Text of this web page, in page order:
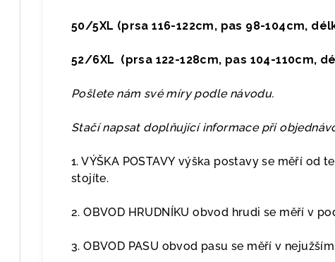
50/5XL (prsa 116-122cm, pas 98-104cm,
52/6XL (prsa 122-128cm, pas 104-110cm,
Pošlete nám své míry podle návodu.
Stačí napsat doplňující informace při
1. VÝŠKA POSTAVY výška postavy se měří od
stojíte.
2. OBVOD HRUDNÍKU obvod hrudi se měří v
3. OBVOD PASU obvod pasu se měří v